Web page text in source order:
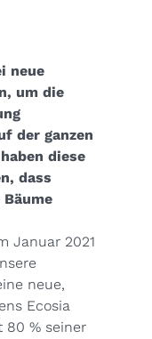
neue
um die
der ganzen
diese
dass
Januar 2021
neue,
Ecosia
80 % seiner